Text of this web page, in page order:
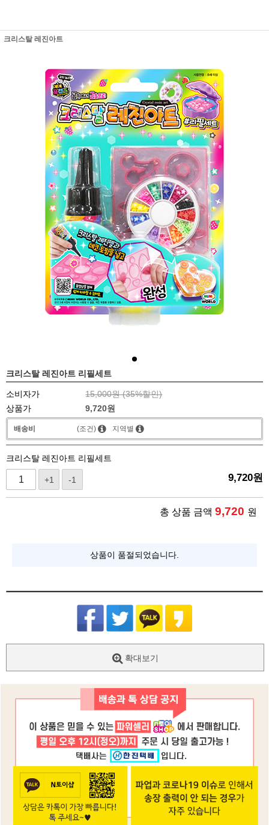
크리스탈 레진아트
크리스탈 레진아트 리필세트
소비자가 15,000원 (35%할인)
상품가
9,720원
배송비 (조건) 지역별
크리스탈 레진아트 리필세트
+1 -1 9,720원
총 상품 금액 9,720 원
상품이 품절되었습니다.
확대보기